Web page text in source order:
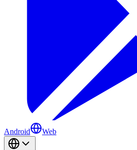
Android Web